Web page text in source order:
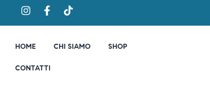
HOME CHI SIAMO SHOP
CONTATTI